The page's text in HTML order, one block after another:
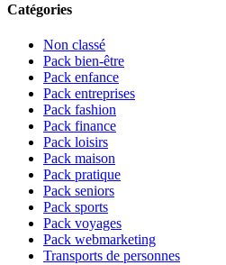
Catégories
Non classé
Pack bien-être
Pack enfance
Pack entreprises
Pack fashion
Pack finance
Pack loisirs
Pack maison
Pack pratique
Pack seniors
Pack sports
Pack voyages
Pack webmarketing
Transports de personnes